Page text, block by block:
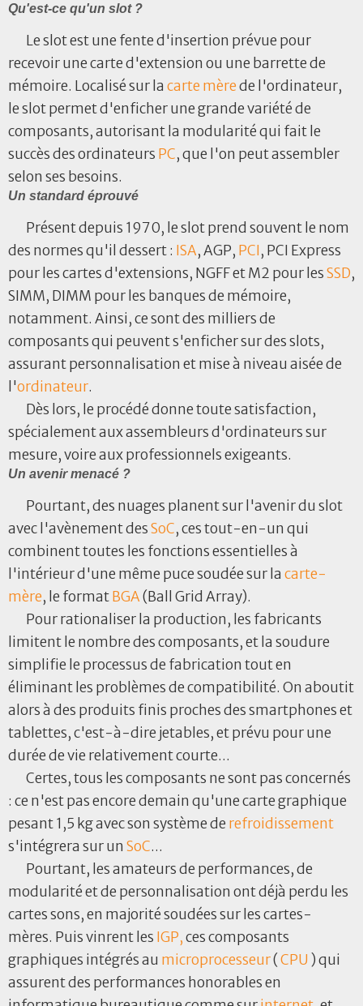
Qu'est-ce qu'un slot ?
Le slot est une fente d'insertion prévue pour
recevoir une carte d'extension ou une barrette de
mémoire. Localisé sur la carte mèrede l'ordinateur,
le slot permet d'enficher une grande variété de
composants, autorisant la modularité qui fait le
succès des ordinateurs PC, que l'on peut assembler
selon ses besoins.
Un standard éprouvé
Présent depuis 1970, le slot prend souvent le nom
des normes qu'il dessert : ISA, AGP, PCI, PCI Express
pour les cartes d'extensions, NGFF et M2 pour lesSSD,
SIMM, DIMM pour les banques de mémoire,
notamment. Ainsi, ce sont des milliers de
composants qui peuvent s'enficher sur des slots,
assurant personnalisation et mise à niveau aisée de
l'ordinateur.
Dès lors, le procédé donne toute satisfaction,
spécialement aux assembleurs d'ordinateurs sur
mesure, voire aux professionnels exigeants.
Un avenir menacé ?
Pourtant, des nuages planent sur l'avenir du slot
avec l'avènement desSoC, ces tout-en-un qui
combinent toutes les fonctions essentielles à
l'intérieur d'une même puce soudée sur la carte-
mère, le formatBGA(Ball Grid Array).
Pour rationaliser la production, les fabricants
limitent le nombre des composants, et la soudure
simplifie le processus de fabrication tout en
éliminant les problèmes de compatibilité. On aboutit
alors à des produits finis proches des smartphones et
tablettes, c'est-à-dire jetables, et prévu pour une
durée de vie relativement courte...
Certes, tous les composants ne sont pas concernés
: ce n'est pas encore demain qu'une carte graphique
pesant 1,5 kg avec son système de refroidissement
s'intégrera sur un SoC...
Pourtant, les amateurs de performances, de
modularité et de personnalisation ont déjà perdu les
cartes sons, en majorité soudées sur les cartes-
mères. Puis vinrent les IGP,ces composants
graphiques intégrés au microprocesseur(CPU ) qui
assurent des performances honorables en